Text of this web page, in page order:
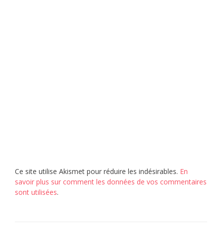
Ce site utilise Akismet pour réduire les indésirables. En
savoir plus sur comment les données de vos commentaires
sont utilisées.